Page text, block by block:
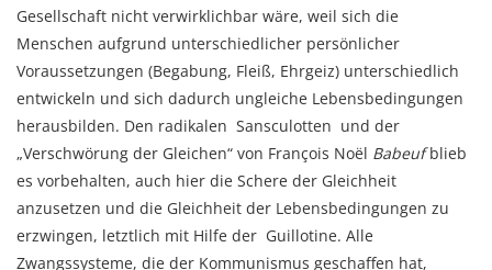
Gesellschaft nicht verwirklichbar wäre, weil sich die
Menschen aufgrund unterschiedlicher persönlicher
Voraussetzungen (Begabung, Fleiß, Ehrgeiz) unterschiedlich
entwickeln und sich dadurch ungleiche Lebensbedingungen
herausbilden. Den radikalen Sansculotten und der
„Verschwörung der Gleichen“ von François Noël Babeufblieb
es vorbehalten, auch hier die Schere der Gleichheit
anzusetzen und die Gleichheit der Lebensbedingungen zu
erzwingen, letztlich mit Hilfe der Guillotine. Alle
Zwangssysteme, die der Kommunismus geschaffen hat,